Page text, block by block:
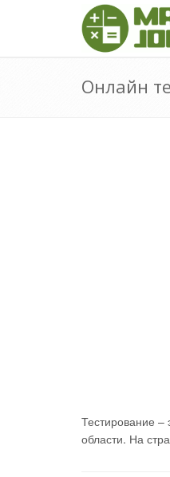
Онлайн
Тестирование
области. На